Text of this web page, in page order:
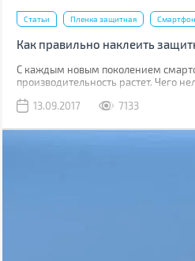
Статьи Пленка защитная
Как правильно наклеить
С каждым новым поколением
производительность растет. Чего
водонепроницаемость, но все
13.09.2017 7133